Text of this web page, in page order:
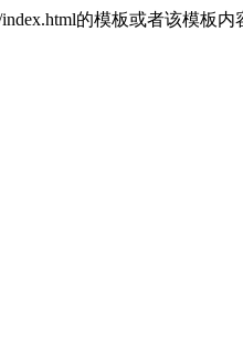
的模板或者该模板内